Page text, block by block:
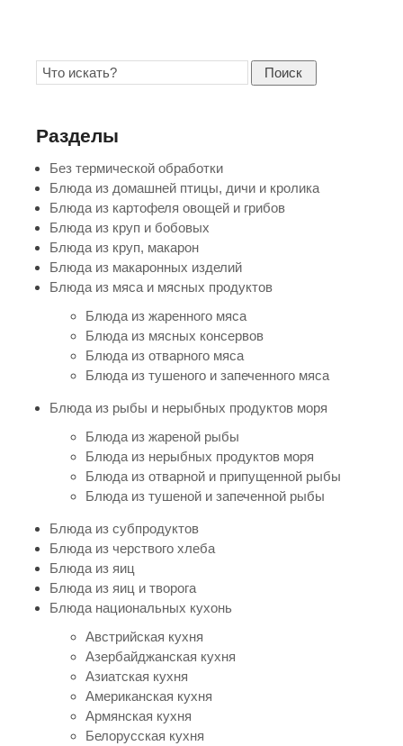
Поиск
Разделы
Без термической обработки
Блюда из домашней птицы, дичи и кролика
Блюда из картофеля овощей и грибов
Блюда из круп и бобовых
Блюда из круп, макарон
Блюда из макаронных изделий
Блюда из мяса и мясных продуктов
Блюда из жаренного мяса
Блюда из мясных консервов
Блюда из отварного мяса
Блюда из тушеного и запеченного мяса
Блюда из рыбы и нерыбных продуктов моря
Блюда из жареной рыбы
Блюда из нерыбных продуктов моря
Блюда из отварной и припущенной рыбы
Блюда из тушеной и запеченной рыбы
Блюда из субпродуктов
Блюда из черствого хлеба
Блюда из яиц
Блюда из яиц и творога
Блюда национальных кухонь
Австрийская кухня
Азербайджанская кухня
Азиатская кухня
Американская кухня
Армянская кухня
Белорусская кухня